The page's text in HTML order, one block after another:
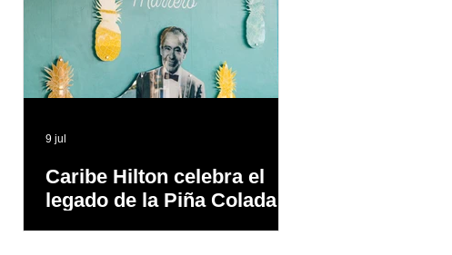
Caribe Hilton celebra el
legado de la Piña Colada,
9 jul